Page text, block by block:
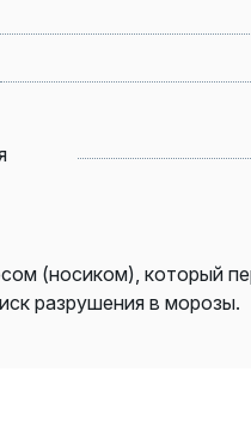
(носиком), который
разрушения в морозы.